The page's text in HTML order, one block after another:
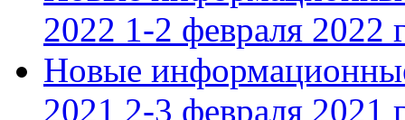
2022 1-2 февраля 2022
Новые
2021 2-3 февраля 2021